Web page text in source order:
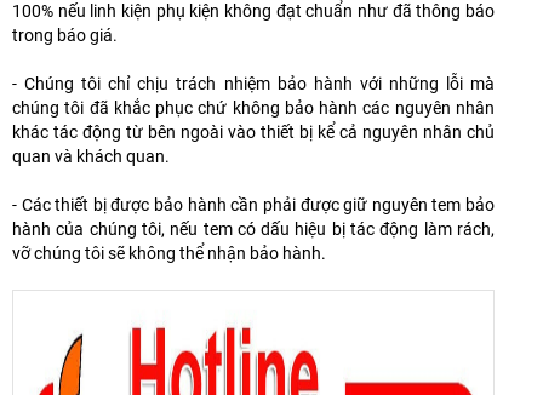
100% nếu linh kiện phụ kiện không đạt chuẩn như đã thông báo
trong báo giá.
- Chúng tôi chỉ chịu trách nhiệm bảo hành với những lỗi mà
chúng tôi đã khắc phục chứ không bảo hành các nguyên nhân
khác tác động từ bên ngoài vào thiết bị kể cả nguyên nhân chủ
quan và khách quan.
- Các thiết bị được bảo hành cần phải được giữ nguyên tem bảo
hành của chúng tôi, nếu tem có dấu hiệu bị tác động làm rách,
vỡ chúng tôi sẽ không thể nhận bảo hành.